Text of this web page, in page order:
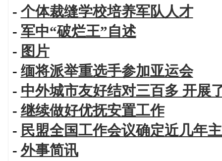
- 个体裁缝学校培养军队人才
- 军中“破烂王”自述
- 图片
- 缅将派举重选手参加亚运会
- 中外城市友好结对三百多 开
- 继续做好优抚安置工作
- 民盟全国工作会议确定近几
- 外事简讯